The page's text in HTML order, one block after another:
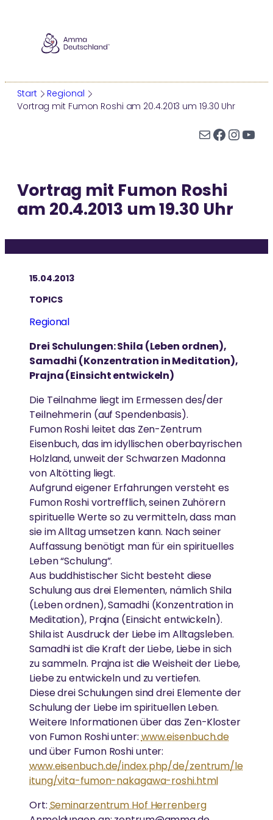
springen
Mitgefühl regt Amma viele Menschen dazu an, sich
selbstlos für andere einzusetzen.
AMMAS LEBEN
Ammas Lebensgeschichte von der frühen Kindheit
bis heute.
AMMAS TOUR
Seit 1987 reist Amma um die Welt, um Menschen auf
sechs Kontinenten persönlich zu treffen.
DARSHAN
Amma hat weltweit über 40 Millionen Menschen
umarmt.
AUSZEICHNUNGEN
Amma ist international für ihr Wirken und ihre
Weisheit anerkannt.
spirituelle Praxis wie Yoga oder Meditation ausüben
und sich für eine nachhaltige Welt einsetzen.
AMMA-ZENTRUM MÜNCHEN
Das Amma-Zentrum befindet sich in einer ruhigen
Seitenstraße in München-Bogenhausen und ist gut
mit dem MVV zu erreichen.
REGIONALE GRUPPEN
In ganz Deutschland treffen sich regelmäßig
Menschen, um sich zusammen in Ammas Lehren zu
vertiefen und aktiv zum Wohle von Gesellschaft und
Umwelt zu arbeiten.
AYUDH
ehrenamtlichen nationalen und regionalen Non-
Profit-Organisationen, die von Amma geleitet und
inspiriert werden.
Gleichberechtigter Zugang zu hochwertiger,
wertebasierter Bildung
UMWELTSCHUTZ
Engagement für die Wiederherstellung des
Gleichgewichts der Natur
FORSCHUNG
Einsatz von Technologie, um das Leben von
Menschen in Armut zu verbessern
GESUNDHEITSVERSORGUNG
Hochwertige Gesundheitsversorgung in einer
Atmosphäre von Liebe und Mitgefühl
KATASTROPHENHILFE
Unterstützung von Überlebenden durch
Krisenintervention und ganzheitliche Langzeithilfe
Harmonie
SPIRITUELLE PRAXIS
Spirituelle Übungen für mehr Frieden und Glück
„Unsere Bemühungen, Hass und
Gleichgültigkeit aus der Welt zu schaffen,
beginnen damit, sie aus unserem eigenen
Geist zu entfernen“
-Amma
Ammas Tour
Auszeichnungen
ZENTREN & GRUPPEN
Amma-Zentrum Odenwald
Amma-Zentrum München
Regionale Gruppen
Ayudh
GreenFriends
Amritapuri
HUMANITÄR
Übersicht
Bildung
Gesundheitsfürsorge
Gleichstellung der Geschlechter
Umweltschutz
Katastrophenhilfe
Essen, Wasser & Obdach
Forschung
Ländliche Entwicklung
SPIRITUELL
Ammas Weisheiten
Spirituelle Praxis
Start
Regional
Vortrag mit Fumon Roshi am 20.4.2013 um 19.30 Uhr
E-Mail Facebook InstagramYouTube
Vortrag mit Fumon Roshi
am 20.4.2013 um 19.30 Uhr
15.04.2013
TOPICS
Regional
Drei Schulungen: Shila (Leben ordnen),
Samadhi (Konzentration in Meditation),
Prajna (Einsicht entwickeln)
Die Teilnahme liegt im Ermessen des/der
Teilnehmerin (auf Spendenbasis).
Fumon Roshi leitet das Zen-Zentrum
Eisenbuch, das im idyllischen oberbayrischen
Holzland, unweit der Schwarzen Madonna
von Altötting liegt.
Aufgrund eigener Erfahrungen versteht es
Fumon Roshi vortrefflich, seinen Zuhörern
spirituelle Werte so zu vermitteln, dass man
sie im Alltag umsetzen kann. Nach seiner
Auffassung benötigt man für ein spirituelles
Leben “Schulung”.
Aus buddhistischer Sicht besteht diese
Schulung aus drei Elementen, nämlich Shila
(Leben ordnen), Samadhi (Konzentration in
Meditation), Prajna (Einsicht entwickeln).
Shila ist Ausdruck der Liebe im Alltagsleben.
Samadhi ist die Kraft der Liebe, Liebe in sich
zu sammeln. Prajna ist die Weisheit der Liebe,
Liebe zu entwickeln und zu vertiefen.
Diese drei Schulungen sind drei Elemente der
Schulung der Liebe im spirituellen Leben.
Weitere Informationen über das Zen-Kloster
von Fumon Roshi unter:www.eisenbuch.de
und über Fumon Roshi unter:
www.eisenbuch.de/index.php/de/zentrum/le
itung/vita-fumon-nakagawa-roshi.html
Ort:Seminarzentrum Hof Herrenberg